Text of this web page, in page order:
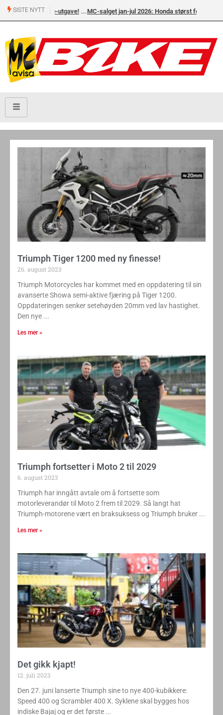
SISTE NYTT
MC-salget jan-jul 2026: Honda størst foran Yamaha og BMW
Triumph Tiger 1200 med ny finesse!
26. august 2023
Triumph Motorcycles har kommet med en oppdatering til sin
avanserte Showa semi-aktive fjæring på Tiger 1200.
Oppdateringen senker setehøyden 20mm ved lav hastighet.
Den nye
Triumph fortsetter i Moto 2 til 2029
6. august 2023
Triumph har inngått avtale om å fortsette som
motorleverandør til Moto 2 frem til 2029. Så langt hat
Triumph-motorene vært en braksuksess og Triumph bruker
Det gikk kjapt!
12. juli 2023
Den 27. juni lanserte Triumph sine to nye 400-kubikkere:
Speed 400 og Scrambler 400 X. Syklene skal bygges hos